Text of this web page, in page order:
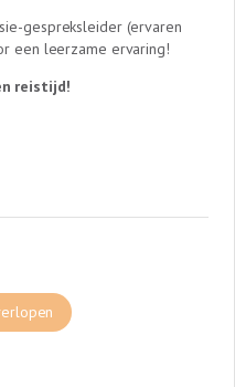
gespreksleider (ervaren
een leerzame ervaring!
reistijd!